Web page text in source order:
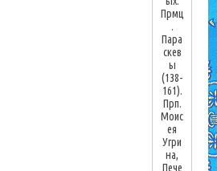
Прмц
.
Пара
скев
ы
(138-
161).
Прп.
Моис
ея
Угри
на,
Пече